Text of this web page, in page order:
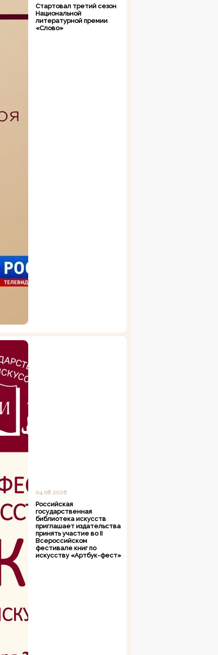
Стартовал третий сезон
Национальной
литературной премии
«Слово»
04.08.2026
Российская
государственная
библиотека искусств
приглашает издательства
принять участие во II
Всероссийском
фестивале книг по
искусству «Артбук-фест»